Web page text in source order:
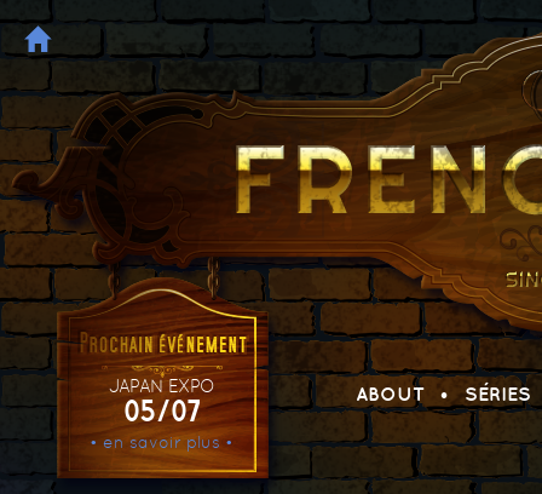
JAPAN EXPO
05/07
• en savoir plus •
ABOUT SÉRIES